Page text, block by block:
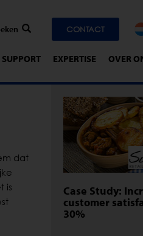
CONTACT
SUPPORT EXPERTISE OVER
dat
is
Case Study:
customer
30%